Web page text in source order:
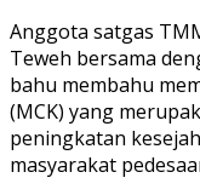
Anggota satgas
Teweh bersama
bahu membahu
(MCK) yang
peningkatan
masyarakat